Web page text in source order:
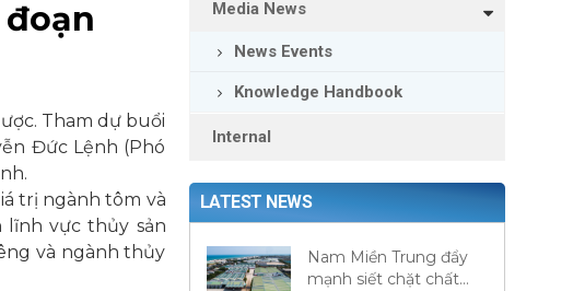
Tham dự buổi
Đức Lệnh (Phó
trị ngành tôm và
vực thủy sản
và ngành thủy
Media News
News Events
Knowledge Handbook
Internal
LATEST NEWS
Nam Miền Trung đẩy
mạnh siết chặt chất